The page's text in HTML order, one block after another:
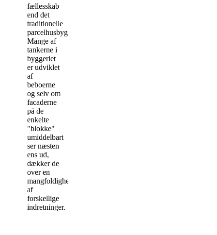
fællesskab
end det
traditionelle
parcelhusbyggeri.
Mange af
tankerne i
byggeriet
er udviklet
af
beboerne
og selv om
facaderne
på de
enkelte
"blokke"
umiddelbart
ser næsten
ens ud,
dækker de
over en
mangfoldighed
af
forskellige
indretninger.